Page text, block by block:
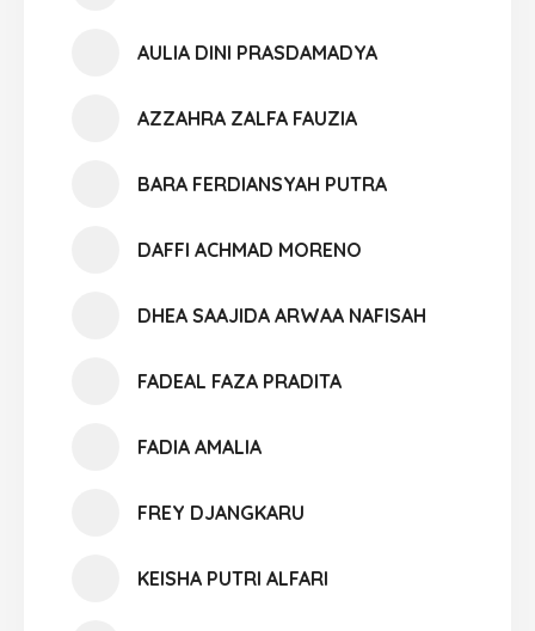
AULIA DINI PRASDAMADYA
AZZAHRA ZALFA FAUZIA
BARA FERDIANSYAH PUTRA
DAFFI ACHMAD MORENO
DHEA SAAJIDA ARWAA NAFISAH
FADEAL FAZA PRADITA
FADIA AMALIA
FREY DJANGKARU
KEISHA PUTRI ALFARI